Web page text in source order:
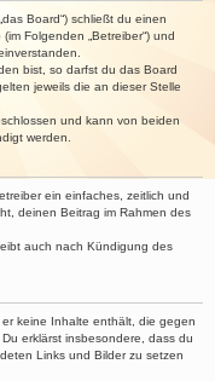
Board“) schließt du einen
Folgenden „Betreiber“) und
bist, so darfst du das Board
jeweils die an dieser Stelle
und kann von beiden
werden.
ein einfaches, zeitlich und
deinen Beitrag im Rahmen des
auch nach Kündigung des
keine Inhalte enthält, die gegen
erklärst insbesondere, dass du
Links und Bilder zu setzen